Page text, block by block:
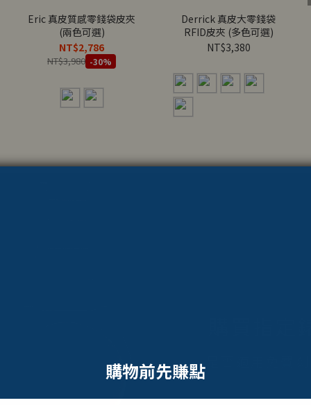
Eric 真皮質感零錢袋皮夾
(兩色可選)
NT$2,786
NT$3,980 -30%
Derrick 真皮大零錢袋
RFID皮夾 (多色可選)
NT$3,380